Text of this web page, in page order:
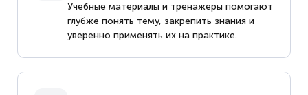
Учебные материалы и тренажеры помогают
глубже понять тему, закрепить знания и
уверенно применять их на практике.